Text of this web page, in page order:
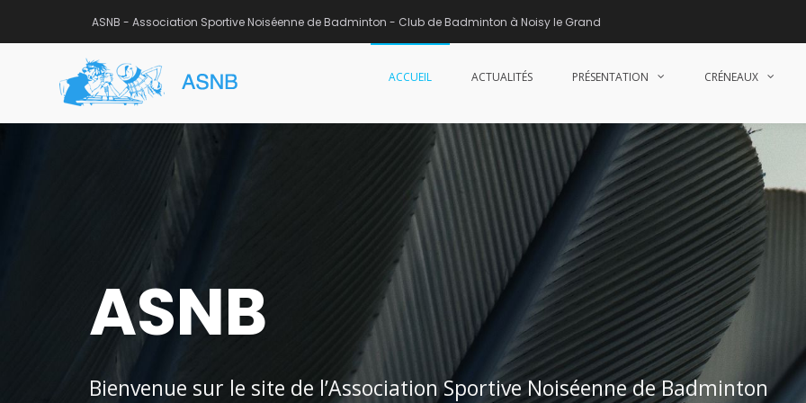
ASNB - Association Sportive Noiséenne de Badminton - Club de Badminton à Noisy le Grand
ACCUEIL ACTUALITÉS PRÉSENTATION CRÉNEAUX
ASNB
Bienvenue sur le site de l’Association Sportive Noiséenne de Badminton